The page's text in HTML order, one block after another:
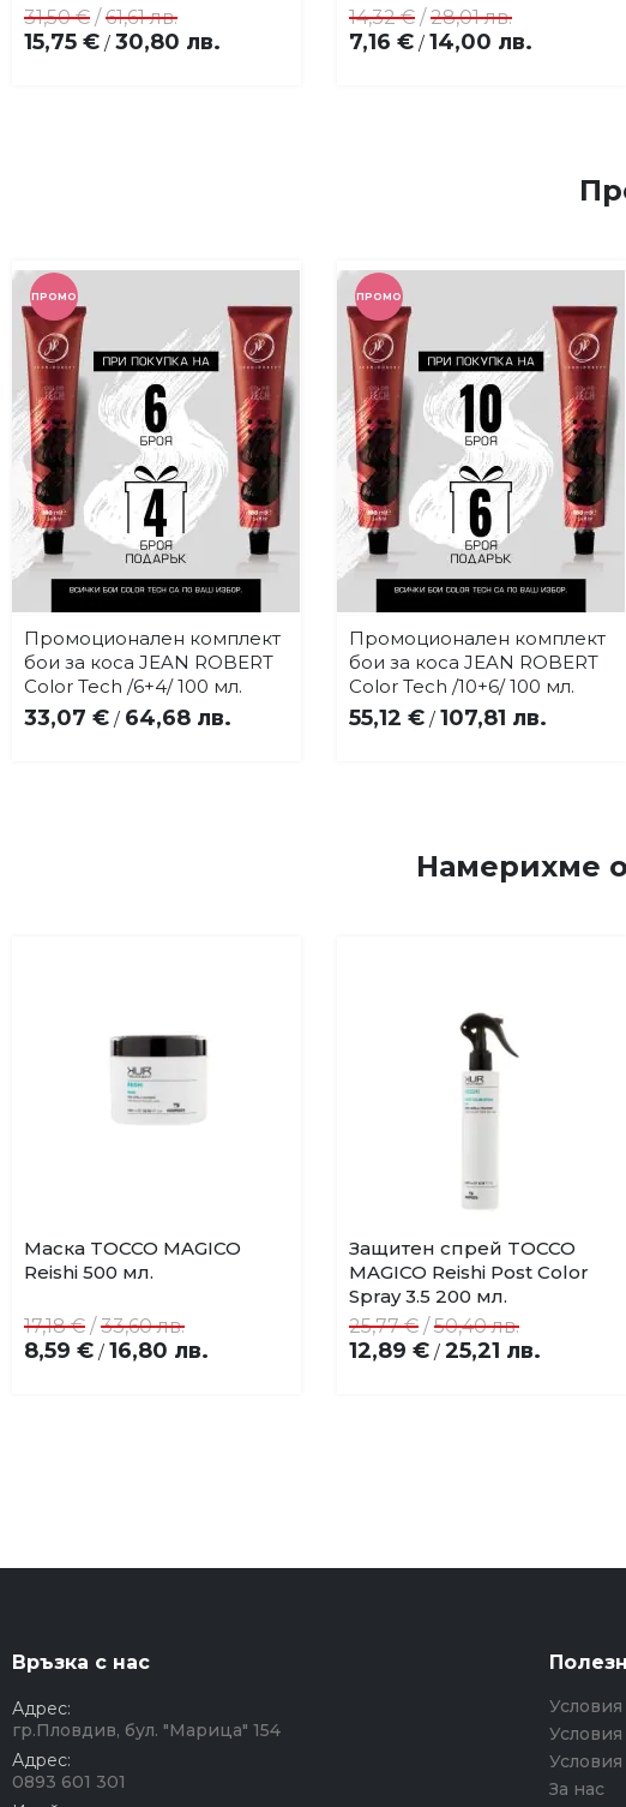
15,75 € / 30,80 лв.
31,50 € /61,61 лв.
7,16 € / 14,00 лв.
14,32 € /28,01 лв.
ПРОМО
Добави
в
любими
Купи
Промоционален комплект
бои за коса JEAN ROBERT
Color Tech /6+4/ 100 мл.
33,07 € / 64,68 лв.
ПРОМО
Добави
в
любими
Купи
Промоционален комплект
бои за коса JEAN ROBERT
Color Tech /10+6/ 100 мл.
55,12 € / 107,81 лв.
Намерихме
Маска TOCCO MAGICO
Reishi 500 мл.
8,59 € / 16,80 лв.
17,18 € /33,60 лв.
Защитен спрей TOCCO
MAGICO Reishi Post Color
Spray 3.5 200 мл.
12,89 € / 25,21 лв.
25,77 € /50,40 лв.
Връзка с нас
Адрес:
гр.Пловдив, бул. "Марица" 154
Адрес:
0893 601 301
Условия
За нас